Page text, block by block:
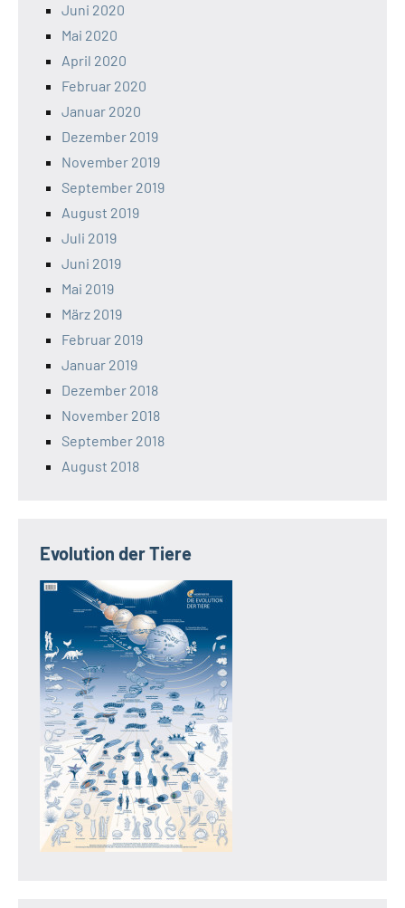
Juni 2020
Mai 2020
April 2020
Februar 2020
Januar 2020
Dezember 2019
November 2019
September 2019
August 2019
Juli 2019
Juni 2019
Mai 2019
März 2019
Februar 2019
Januar 2019
Dezember 2018
November 2018
September 2018
August 2018
Evolution der Tiere